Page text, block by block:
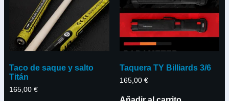
Taco de saque y salto
Titán
165,00 €
Taquera TY Billiards 3/6
165,00 €